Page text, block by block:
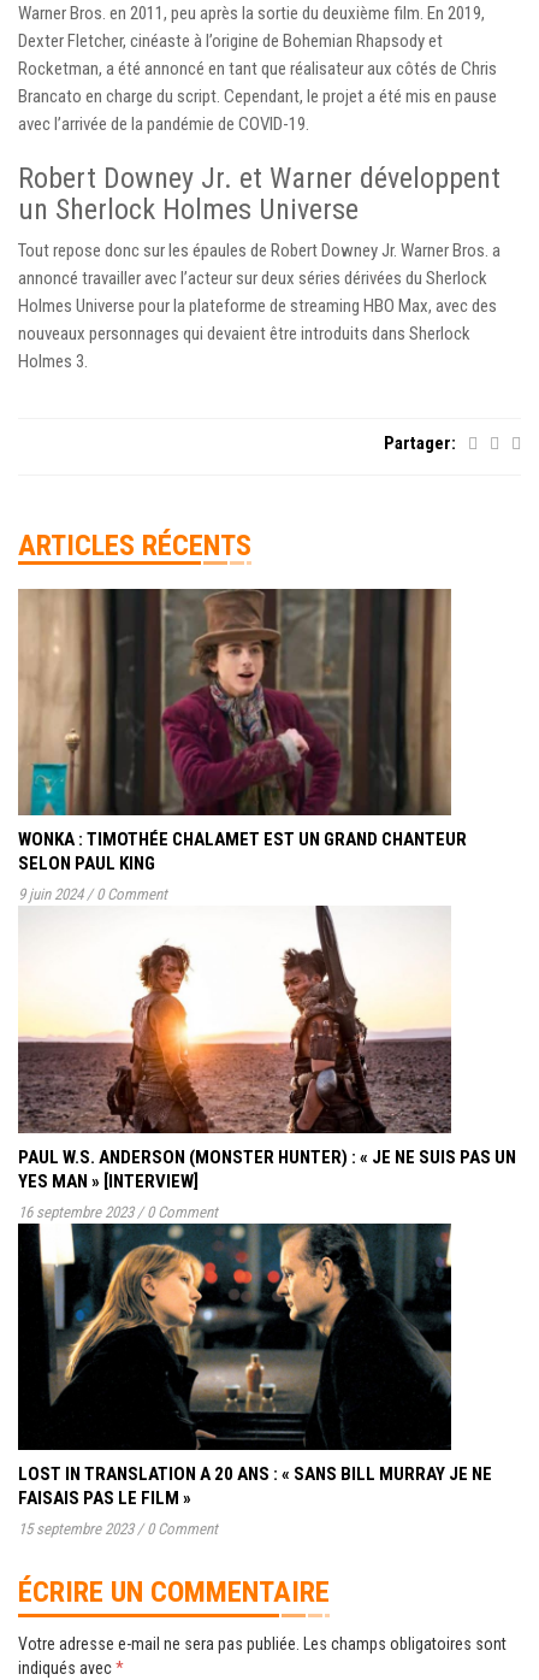
Warner Bros. en 2011, peu après la sortie du deuxième film. En 2019,
Dexter Fletcher, cinéaste à l’origine de Bohemian Rhapsody et
Rocketman, a été annoncé en tant que réalisateur aux côtés de Chris
Brancato en charge du script. Cependant, le projet a été mis en pause
avec l’arrivée de la pandémie de COVID-19.
Robert Downey Jr. et Warner développent
un Sherlock Holmes Universe
Tout repose donc sur les épaules de Robert Downey Jr. Warner Bros. a
annoncé travailler avec l’acteur sur deux séries dérivées du Sherlock
Holmes Universe pour la plateforme de streaming HBO Max, avec des
nouveaux personnages qui devaient être introduits dans Sherlock
Holmes 3.
Partager:
ARTICLES RÉCENTS
WONKA : TIMOTHÉE CHALAMET EST UN GRAND CHANTEUR
SELON PAUL KING
9 juin 2024 / 0 Comment
PAUL W.S. ANDERSON (MONSTER HUNTER) : « JE NE SUIS PAS UN
YES MAN » [INTERVIEW]
16 septembre 2023 / 0 Comment
LOST IN TRANSLATION A 20 ANS : « SANS BILL MURRAY JE NE
FAISAIS PAS LE FILM »
15 septembre 2023 / 0 Comment
ÉCRIRE UN COMMENTAIRE
Votre adresse e-mail ne sera pas publiée.
Les champs obligatoires sont
indiqués avec*